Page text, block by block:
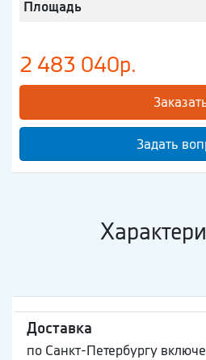
Площадь
2 483 040р.
Задать
Доставка
по Санкт-Петербургу